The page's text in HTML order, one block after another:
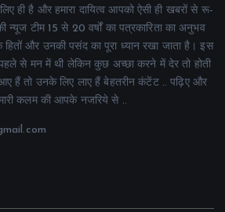
ही है और हमारा दायित्व आपको ऐसी ही खबरों से रू-
टीम 15 से 20 वर्षों का पत्रकारिता का अनुभव
और उनकी पसंद का पूरा ध्यान रखा जाता है। इस
से मन में थी लेकिन कुछ अच्छा करने में देर तो होती
हैं तो उनके लिए लाए हैं बेहतरीन कंटेंट .. पढ़िए और
कलम की आपके नजरिये से ..